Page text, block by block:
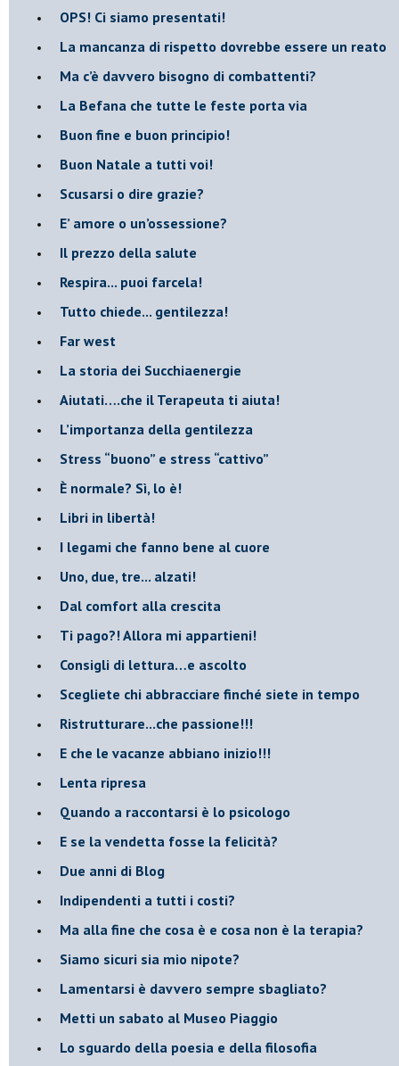
​OPS! Ci siamo presentati!
​La mancanza di rispetto dovrebbe essere un reato
​Ma c’è davvero bisogno di combattenti?
​La Befana che tutte le feste porta via
Buon fine e buon principio!
​Buon Natale a tutti voi!
​Scusarsi o dire grazie?
​E’ amore o un’ossessione?
​Il prezzo della salute
​Respira... puoi farcela!
​Tutto chiede... gentilezza!
​Far west
​La storia dei Succhiaenergie
​Aiutati….che il Terapeuta ti aiuta!
​L’importanza della gentilezza
​Stress “buono” e stress “cattivo”
​È normale? Sì, lo è!
​Libri in libertà!
​I legami che fanno bene al cuore
Uno, due, tre... alzati!​
​Dal comfort alla crescita
​Ti pago?! Allora mi appartieni!​
​Consigli di lettura…e ascolto
​Scegliete chi abbracciare finché siete in tempo
​Ristrutturare...che passione!!!
​E che le vacanze abbiano inizio!!!
​Lenta ripresa
​Quando a raccontarsi è lo psicologo
​E se la vendetta fosse la felicità?
​Due anni di Blog
​Indipendenti a tutti i costi?
​Ma alla fine che cosa è e cosa non è la terapia?
​Siamo sicuri sia mio nipote?
​Lamentarsi è davvero sempre sbagliato?
​Metti un sabato al Museo Piaggio
​Lo sguardo della poesia e della filosofia